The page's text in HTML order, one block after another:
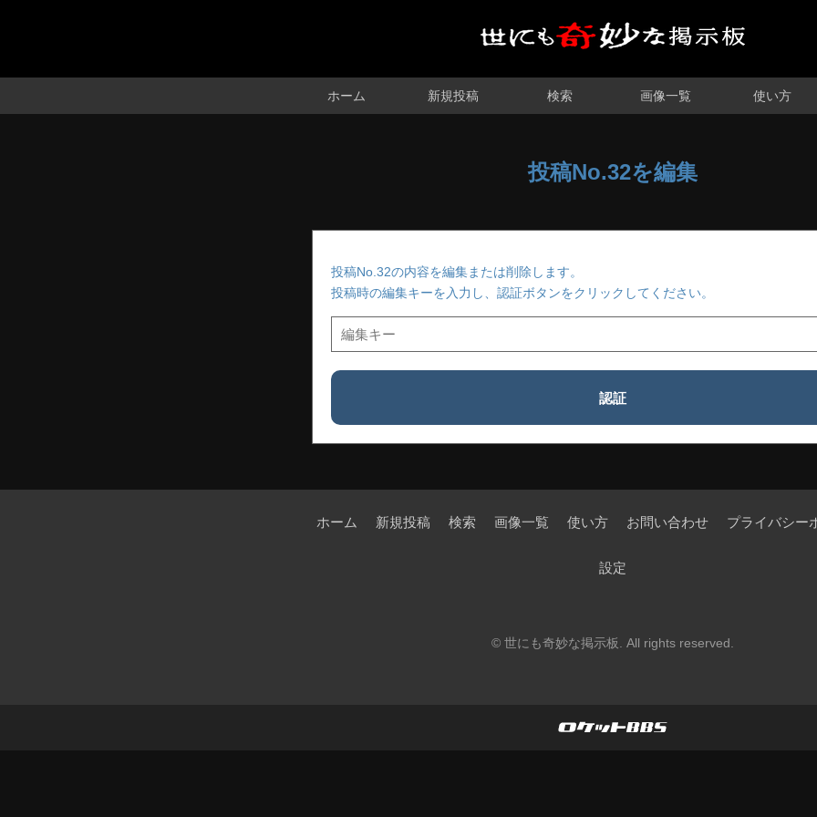
ホーム 新規投稿 検索 画像一覧 使い方
投稿No.32を編集
投稿No.32の内容を編集または削除します。
投稿時の編集キーを入力し、認証ボタンをクリックしてください。
ホーム 新規投稿 検索 画像一覧 使い方 お問い合わせ プライバシー
設定
© 世にも奇妙な掲示板 . All rights reserved.